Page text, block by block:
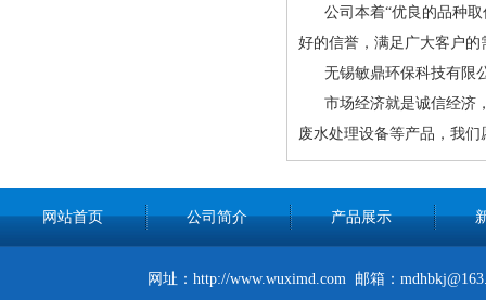
公司本着“优良的品种取
好的信誉，满足广大客户
无锡敏鼎环保科技有限公
市场经济就是诚信经济，
废水处理设备等产品，我
网站首页 公司简介 产品展示
网址：http://www.wuximd.com 邮箱：